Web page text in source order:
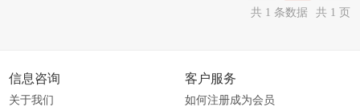
共 1 条数据
共 1 页
信息咨询
关于我们
客户服务
如何注册成为会员